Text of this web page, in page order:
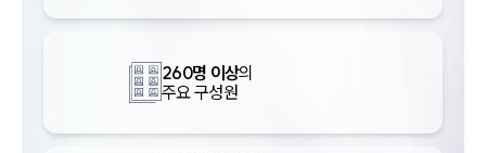
260명 이상의
주요 구성원